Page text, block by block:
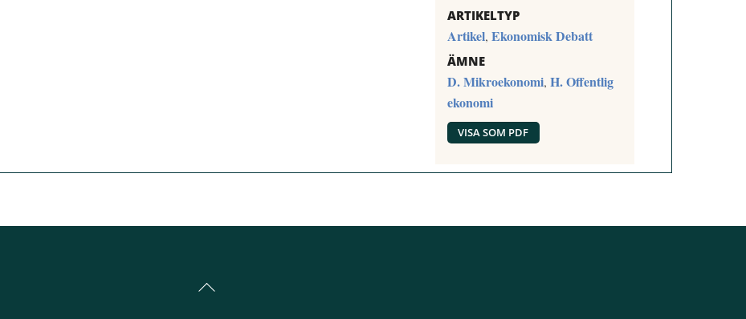
ARTIKELTYP
Artikel, Ekonomisk Debatt
ÄMNE
D. Mikroekonomi, H. Offentlig
ekonomi
VISA SOM PDF
Back